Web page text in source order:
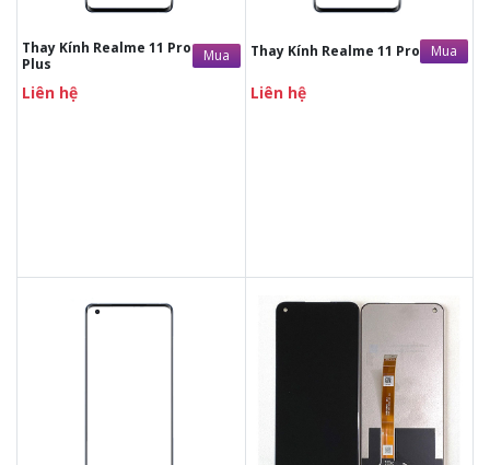
Thay Kính Realme 11 Pro
Plus
Mua
Liên hệ
Thay Kính Realme 11 Pro Mua
Liên hệ
Thời gian lấy máy 30 - 45
Tư vấn giải đáp rõ ràng
Xem trực tiếp quá trình
thay/ép mặt kính
Tùy ý lựa chọn mặt